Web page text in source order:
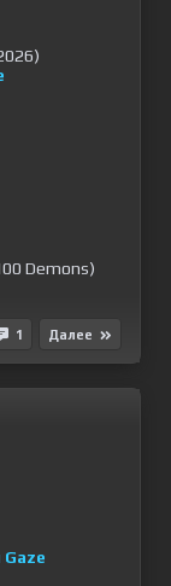
Demons)
1 Далее